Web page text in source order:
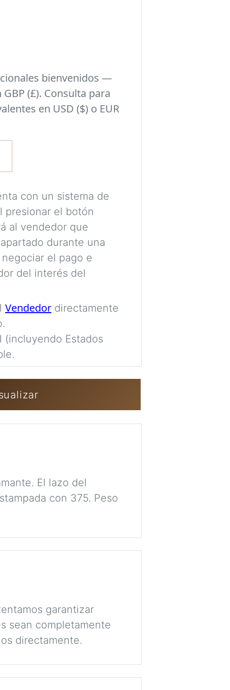
bienvenidos —
(£). Consulta para
en USD ($) o EUR
con un sistema de
presionar el botón
al vendedor que
durante una
el pago e
del interés del
Vendedor directamente
(incluyendo Estados
El lazo del
con 375. Peso
garantizar
sean completamente
directamente.